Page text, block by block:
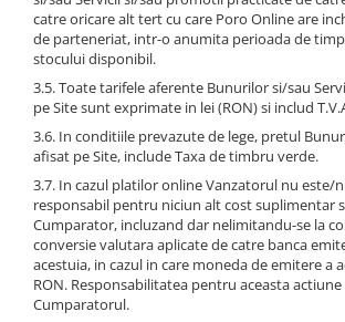
catre oricare alt tert cu care Poro Online are
de parteneriat, intr-o anumita perioada de
stocului disponibil.
3.5. Toate tarifele aferente Bunurilor si/sau
pe Site sunt exprimate in lei (RON) si includ
3.6. In conditiile prevazute de lege, pretul
afisat pe Site, include Taxa de timbru verde.
3.7. In cazul platilor online Vanzatorul nu este/
responsabil pentru niciun alt cost suplimentar
Cumparator, incluzand dar nelimitandu-se la
conversie valutara aplicate de catre banca
acestuia, in cazul in care moneda de emitere a
RON. Responsabilitatea pentru aceasta
Cumparatorul.